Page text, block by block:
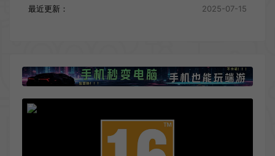
最近更新： 2025-07-15